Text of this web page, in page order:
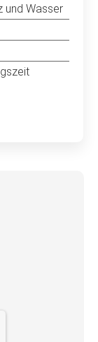
und Wasser